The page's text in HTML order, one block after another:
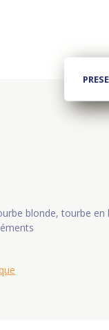
blonde, tourbe en